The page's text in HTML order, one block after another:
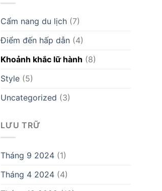
Cẩm nang du lịch (7)
Điểm đến hấp dẫn (4)
Khoảnh khắc lữ hành (8)
Style (5)
Uncategorized (3)
LƯU TRỮ
Tháng 9 2024 (1)
Tháng 4 2024 (4)